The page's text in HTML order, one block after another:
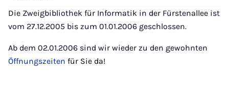
Die Zweigbibliothek für Informatik in der Fürstenallee ist
vom 27.12.2005 bis zum 01.01.2006 geschlossen.
Ab dem 02.01.2006 sind wir wieder zu den gewohnten
Öffnungszeiten für Sie da!